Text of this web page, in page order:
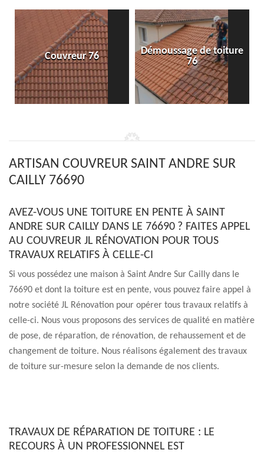
Démoussage de toiture
76
Etanchéité toiture 76
ARTISAN COUVREUR SAINT ANDRE SUR
CAILLY 76690
AVEZ-VOUS UNE TOITURE EN PENTE À SAINT
ANDRE SUR CAILLY DANS LE 76690 ? FAITES APPEL
AU COUVREUR JL RÉNOVATION POUR TOUS
TRAVAUX RELATIFS À CELLE-CI
Si vous possédez une maison à Saint Andre Sur Cailly dans le
76690 et dont la toiture est en pente, vous pouvez faire appel à
notre société JL Rénovation pour opérer tous travaux relatifs à
celle-ci. Nous vous proposons des services de qualité en matière
de pose, de réparation, de rénovation, de rehaussement et de
changement de toiture. Nous réalisons également des travaux
de toiture sur-mesure selon la demande de nos clients.
TRAVAUX DE RÉPARATION DE TOITURE : LE
RECOURS À UN PROFESSIONNEL EST